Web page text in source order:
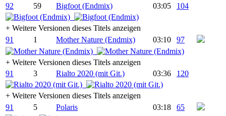
92
59 Bigfoot (Endmix) 03:05 104
+ Weitere Versionen dieses Titels anzeigen
91
1 Mother Nature (Endmix) 03:10 97
+ Weitere Versionen dieses Titels anzeigen
91
3 Rialto 2020 (mit Git.) 03:36 120
+ Weitere Versionen dieses Titels anzeigen
91
5 Polaris 03:18 65